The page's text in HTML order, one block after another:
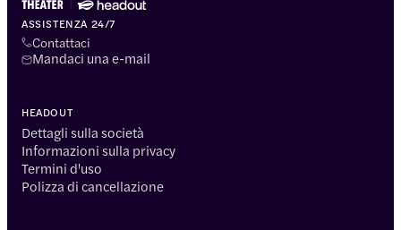
ASSISTENZA 24/7
Contattaci
Mandaci una e-mail
HEADOUT
Dettagli sulla società
Informazioni sulla privacy
Termini d'uso
Polizza di cancellazione